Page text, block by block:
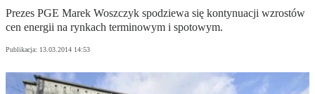
Prezes PGE Marek Woszczyk spodziewa się kontynuacji wzrostów
cen energii na rynkach terminowym i spotowym.
Publikacja: 13.03.2014 14:53